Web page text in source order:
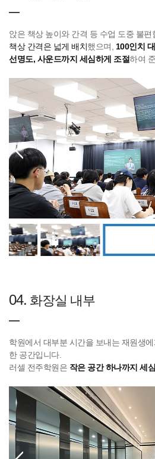
앉은 책상 높이와 간격 등 수업 도중 불편
책상 간격은 넓게 배치했으며, 100인치
선명도, 사운드까지 세심하게 조절하여
04. 화장실 내부
학원에서 대부분 시간을 보내는 재원생에
한 공간입니다.
러셀 전주학원은 작은 공간 하나까지 세